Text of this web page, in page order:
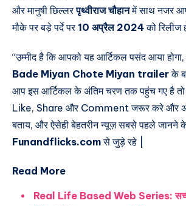
और मानुषी छिल्लरपृथ्वीराज चौहानमें साथ नजर
मौके पर बड़े पर्दे पर10 अप्रैल 2024को रिलीज
“उम्मीद है कि आपको यह आर्टिकल पसंद आया
Bade Miyan Chote Miyan trailerके
आप इस आर्टिकल के अंतिम चरण तक पहुंच गए है
Like, Share और Comment जरूर करे और
बताय, और ऐसेही बेहतरीन न्यूज़ सबसे पहले जानने
Funandflicks.comसे जुड़े रहे |
Read More
Real Life Based Web Series: